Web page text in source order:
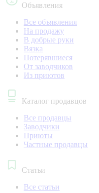
Объявления
Все объявления
На продажу
В добрые руки
Вязка
Потерявшиеся
От заводчиков
Из приютов
Каталог продавцов
Все продавцы
Заводчики
Приюты
Частные продавцы
Статьи
Все статьи